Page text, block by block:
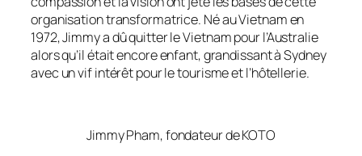
organisation transformatrice. Né au Vietnam en
1972, Jimmy a dû quitter le Vietnam pour l’Australie
alors qu’il était encore enfant, grandissant à Sydney
avec un vif intérêt pour le tourisme et l’hôtellerie.
Jimmy Pham, fondateur de KOTO